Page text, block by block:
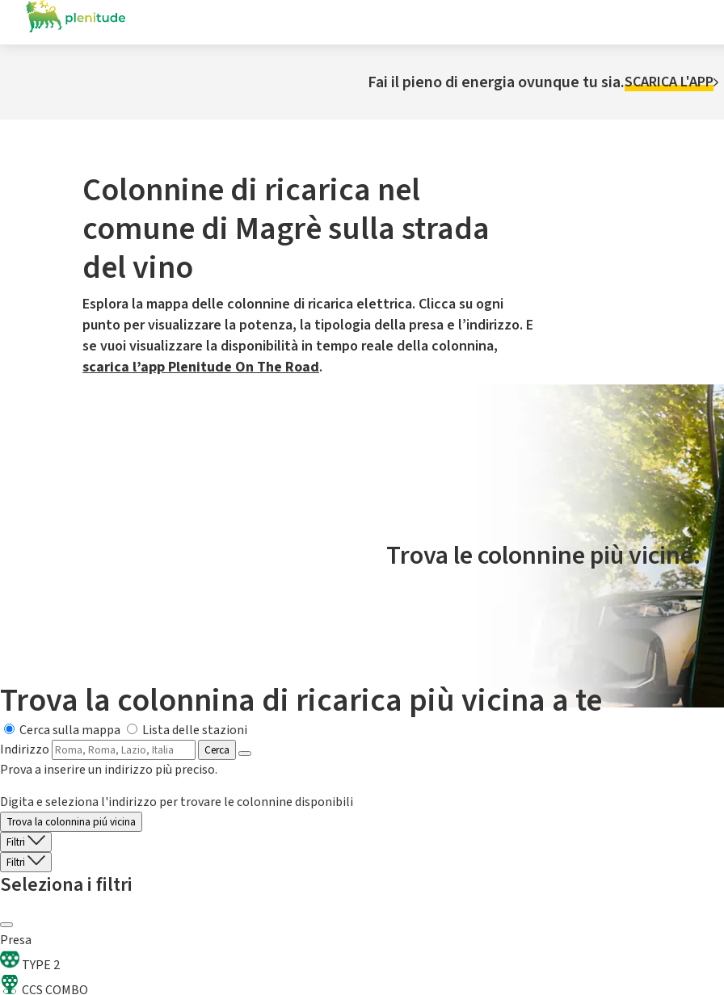
Fai il pieno di energia ovunque tu sia.SCARICA L'APP
Colonnine di ricarica nel
comune di Magrè sulla strada
del vino
Esplora la mappa delle colonnine di ricarica elettrica. Clicca su ogni
punto per visualizzare la potenza, la tipologia della presa e l’indirizzo. E
se vuoi visualizzare la disponibilità in tempo reale della colonnina,
scarica l’app Plenitude On The Road.
Il servizio di mobilità elettrica è gestito da Plenitude On The Road
Trova le colonnine più vicine.
Trova la colonnina di ricarica più vicina a te
Cerca sulla mappa
Lista delle stazioni
Indirizzo
Cerca
Prova a inserire un indirizzo più preciso.
Digita e seleziona l'indirizzo per trovare le colonnine disponibili
Trova la colonnina piú vicina
Filtri
Filtri
Seleziona i filtri
Presa
TYPE 2
CCS COMBO